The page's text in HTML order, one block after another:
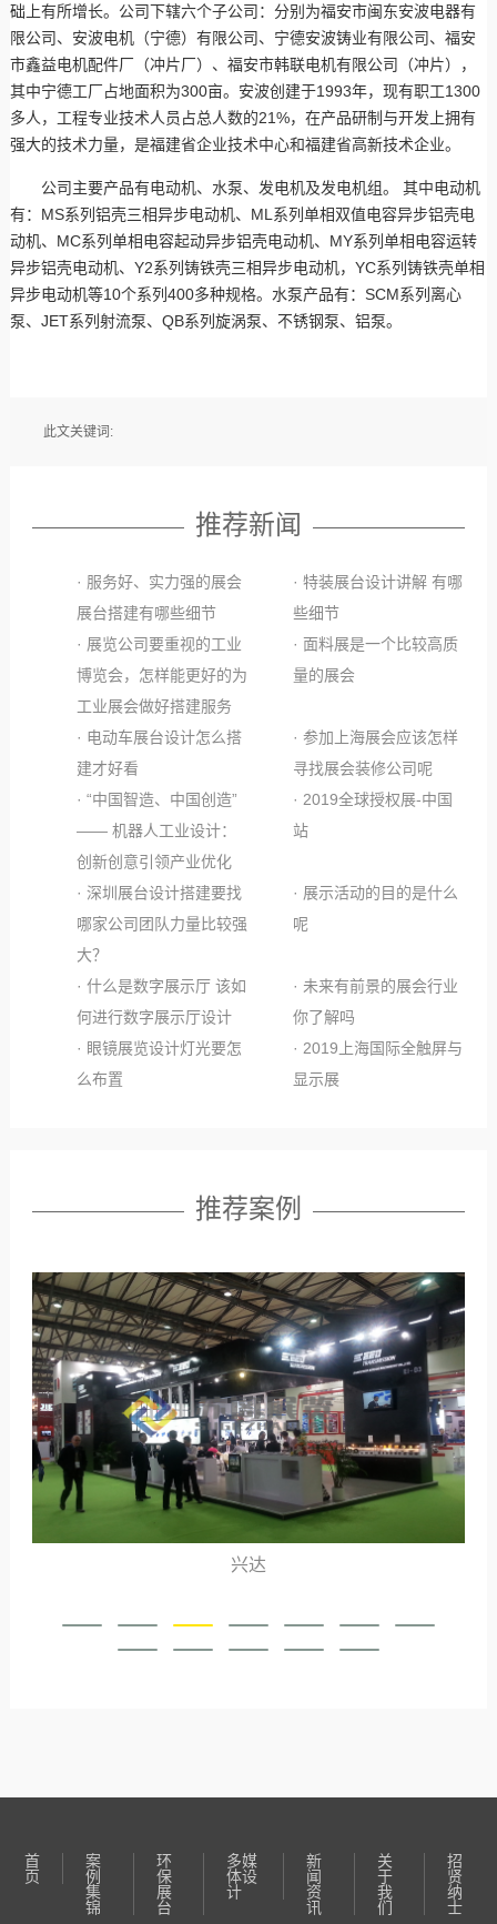
础上有所增长。公司下辖六个子公司：分别为福安市闽东安波电器有
限公司、安波电机（宁德）有限公司、宁德安波铸业有限公司、福安
市鑫益电机配件厂（冲片厂）、福安市韩联电机有限公司（冲片），
其中宁德工厂占地面积为300亩。安波创建于1993年，现有职工1300
多人，工程专业技术人员占总人数的21%，在产品研制与开发上拥有
强大的技术力量，是福建省企业技术中心和福建省高新技术企业。
公司主要产品有电动机、水泵、发电机及发电机组。 其中电动机
有：MS系列铝壳三相异步电动机、ML系列单相双值电容异步铝壳电
动机、MC系列单相电容起动异步铝壳电动机、MY系列单相电容运转
异步铝壳电动机、Y2系列铸铁壳三相异步电动机，YC系列铸铁壳单相
异步电动机等10个系列400多种规格。水泵产品有：SCM系列离心
泵、JET系列射流泵、QB系列旋涡泵、不锈钢泵、铝泵。
此文关键词:
推荐新闻
· 服务好、实力强的展会
展台搭建有哪些细节
· 特装展台设计讲解 有哪
些细节
· 展览公司要重视的工业
博览会，怎样能更好的为
工业展会做好搭建服务
· 面料展是一个比较高质
量的展会
· 电动车展台设计怎么搭
建才好看
· 参加上海展会应该怎样
寻找展会装修公司呢
· “中国智造、中国创造”
—— 机器人工业设计：
创新创意引领产业优化
· 2019全球授权展-中国
站
· 深圳展台设计搭建要找
哪家公司团队力量比较强
大？
· 展示活动的目的是什么
呢
· 什么是数字展示厅 该如
何进行数字展示厅设计
· 未来有前景的展会行业
你了解吗
· 眼镜展览设计灯光要怎
么布置
· 2019上海国际全触屏与
显示展
推荐案例
兴达
首
页
案
例
集
锦
环
保
展
台
多媒
体设
计
新
闻
资
讯
关
于
我
们
招
贤
纳
士